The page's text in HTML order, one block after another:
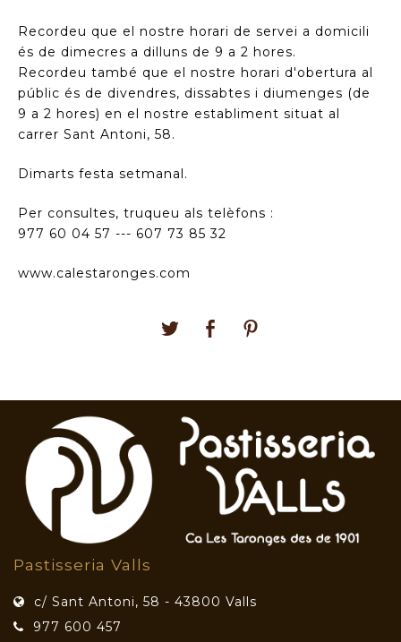
Recordeu que el nostre horari de servei a domicili
és de dimecres a dilluns de 9 a 2 hores.
Recordeu també que el nostre horari d'obertura al
públic és de divendres, dissabtes i diumenges (de
9 a 2 hores) en el nostre establiment situat al
carrer Sant Antoni, 58.
Dimarts festa setmanal.
Per consultes, truqueu als telèfons :
977 60 04 57 --- 607 73 85 32
www.calestaronges.com
Pastisseria Valls
c/ Sant Antoni, 58 - 43800 Valls
977 600 457